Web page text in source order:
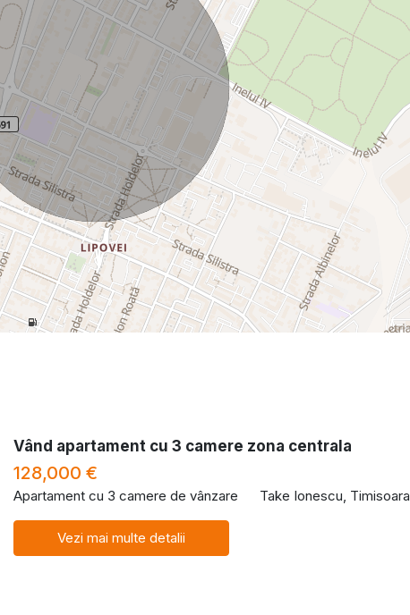
Vând apartament cu 3 camere zona centrala
128,000 €
Apartament cu 3 camere de vânzare Take Ionescu, Timisoara
Vezi mai multe detalii